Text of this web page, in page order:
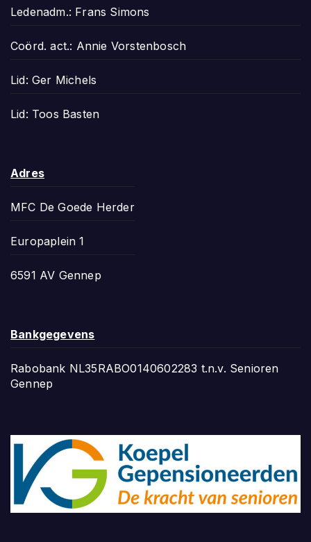
Ledenadm.: Frans Simons
Coörd. act.: Annie Vorstenbosch
Lid: Ger Michels
Lid: Toos Basten
Adres
MFC De Goede Herder
Europaplein 1
6591 AV Gennep
Bankgegevens
Rabobank NL35RABO0140602283 t.n.v. Senioren
Gennep